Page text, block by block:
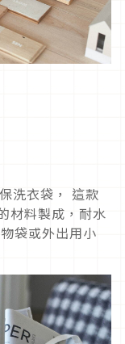
洗衣袋， 這款
材料製成，耐水
袋或外出用小